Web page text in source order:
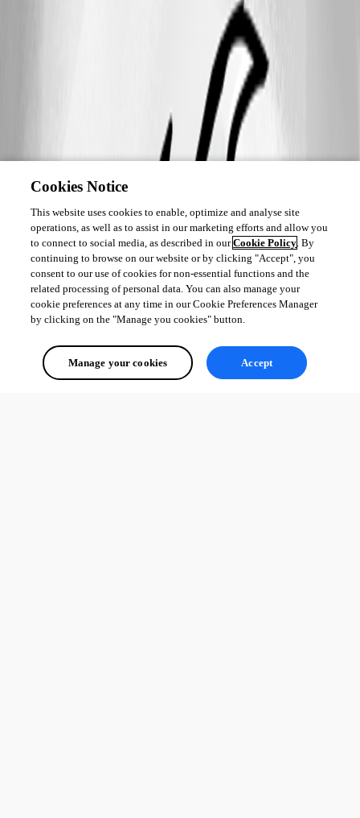
Cookies Notice
This website uses cookies to enable, optimize and analyse site
operations, as well as to assist in our marketing efforts and allow you
to connect to social media, as described in ourCookie Policy. By
continuing to browse on our website or by clicking "Accept", you
consent to our use of cookies for non-essential functions and the
related processing of personal data. You can also manage your
cookie preferences at any time in our Cookie Preferences Manager
by clicking on the "Manage you cookies" button.
Manage your cookies Accept